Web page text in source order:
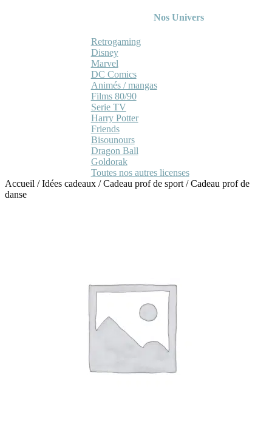
Nos Univers
Retrogaming
Disney
Marvel
DC Comics
Animés / mangas
Films 80/90
Serie TV
Harry Potter
Friends
Bisounours
Dragon Ball
Goldorak
Toutes nos autres licenses
Accueil /Idées cadeaux /Cadeau prof de sport /Cadeau prof de
danse